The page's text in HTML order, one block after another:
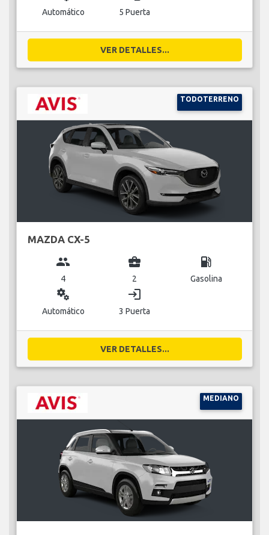
Automático 5 Puerta
VER DETALLES...
TODOTERRENO
MAZDA CX-5
group
4
business_center
2
local_gas_station
Gasolina
miscellaneous_services
Automático
login
3 Puerta
VER DETALLES...
MEDIANO